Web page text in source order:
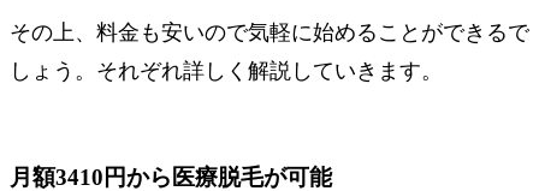
その上、料金も安いので気軽に始めることができるで
しょう。それぞれ詳しく解説していきます。
月額3410円から医療脱毛が可能